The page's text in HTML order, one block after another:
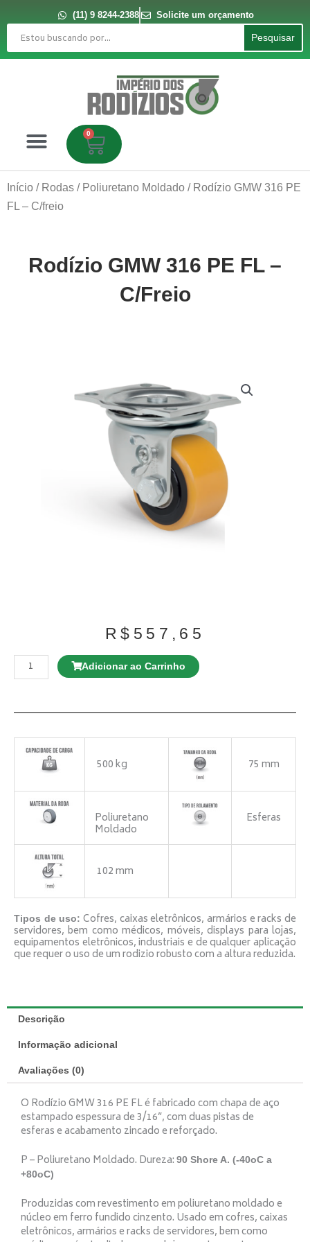
conteúdo
(11) 9 8244-2388
Solicite um orçamento
Pesquisar
Pesquisar
0
Carrinho
Início / Rodas / Poliuretano Moldado / Rodízio GMW 316 PE
FL – C/freio
Rodízio GMW 316 PE FL –
C/freio
R$ 557,65
Rodízio
NT
Adicionar ao Carrinho
500 kg 75 mm
Poliuretano
Moldado
Esferas
102 mm
Tipos de uso: Cofres, caixas eletrônicos, armários e racks de
servidores, bem como médicos, móveis, displays para lojas,
equipamentos eletrônicos, industriais e de qualquer aplicação
que requer o uso de um rodizio robusto com a altura reduzida.
Descrição
Informação adicional
Avaliações (0)
O Rodízio GMW 316 PE FL é fabricado com chapa de aço
estampado espessura de 3/16”, com duas pistas de
esferas e acabamento zincado e reforçado.
P – Poliuretano Moldado. Dureza: 90 Shore A. (-40oC a
+80oC)
Produzidas com revestimento em poliuretano moldado e
núcleo em ferro fundido cinzento. Usado em cofres, caixas
eletrônicos, armários e racks de servidores, bem como